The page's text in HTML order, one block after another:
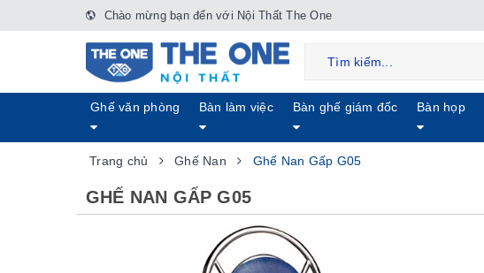
Chào mừng bạn đến với Nội Thất The One
Ghế văn phòng Bàn làm việc Bàn ghế giám đốc Bàn họp
Trang chủ Ghế Nan Ghế Nan Gấp G05
GHẾ NAN GẤP G05